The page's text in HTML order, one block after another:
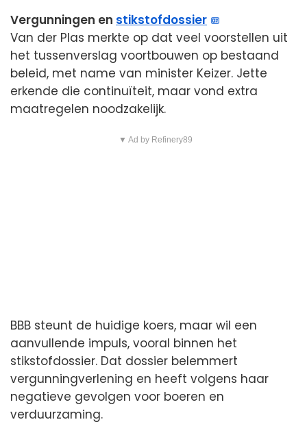
Vergunningen en stikstofdossier
Van der Plas merkte op dat veel voorstellen uit
het tussenverslag voortbouwen op bestaand
beleid, met name van minister Keizer. Jette
erkende die continuïteit, maar vond extra
maatregelen noodzakelijk.
▼ Ad by Refinery89
BBB steunt de huidige koers, maar wil een
aanvullende impuls, vooral binnen het
stikstofdossier. Dat dossier belemmert
vergunningverlening en heeft volgens haar
negatieve gevolgen voor boeren en
verduurzaming.